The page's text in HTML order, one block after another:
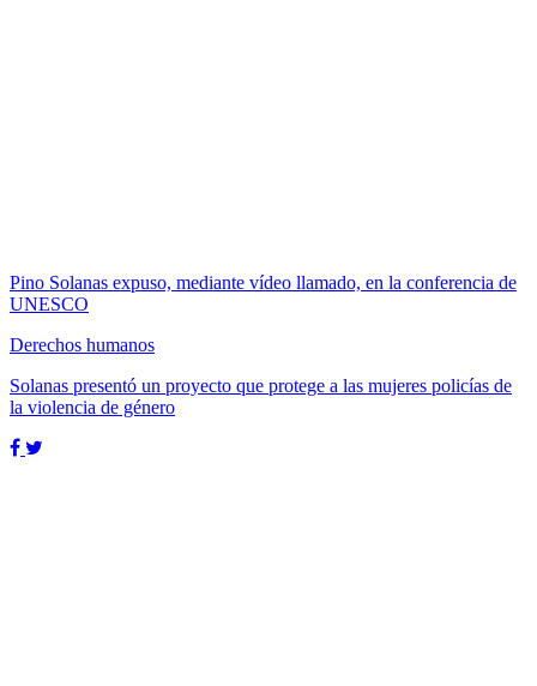
Pino Solanas expuso, mediante vídeo llamado, en la conferencia de
UNESCO
Derechos humanos
Solanas presentó un proyecto que protege a las mujeres policías de
la violencia de género